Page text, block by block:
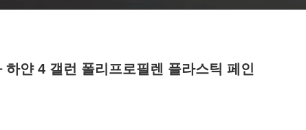
하얀 4 갤런 폴리프로필렌 플라스틱 페인